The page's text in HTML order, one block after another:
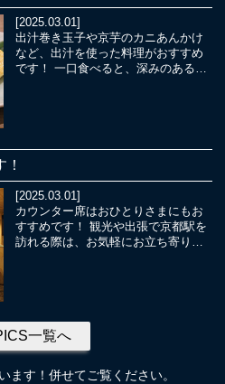
[2025.03.01]
出汁巻き玉子や京芋のカニあんかけ
など、出汁を使った料理がおすすめ
です！ 一口食べると、深みのある…
[2025.03.01]
カウンター席はおひとりさまにもお
すすめです！ 観光や出張で京都駅を
訪れる際は、お気軽にお立ち寄り…
一覧へ
ます！併せてご覧ください。